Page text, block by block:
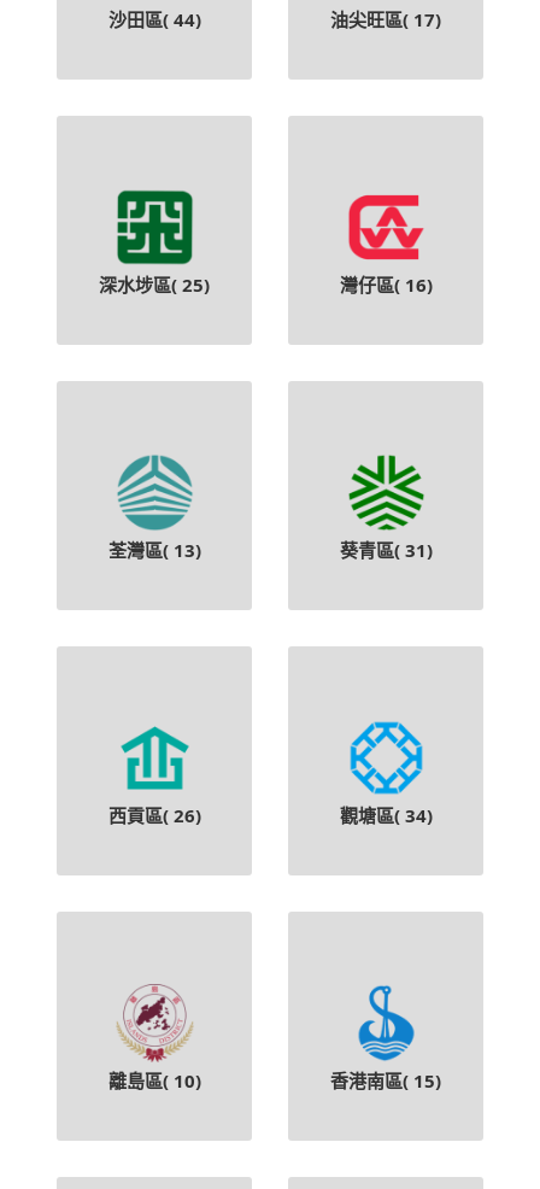
沙田區( 44) 油尖旺區( 17)
深水埗區( 25) 灣仔區( 16)
荃灣區( 13) 葵青區( 31)
西貢區( 26) 觀塘區( 34)
離島區( 10) 香港南區( 15)